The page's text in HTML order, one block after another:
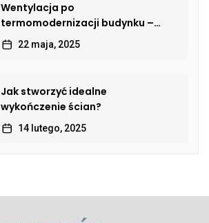
Wentylacja po
termomodernizacji budynku –
jak przywrócić sprawną wymianę
powietrza?
22 maja, 2025
Jak stworzyć idealne
wykończenie ścian?
14 lutego, 2025